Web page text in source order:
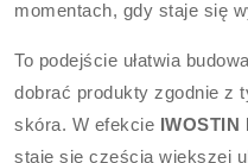
momentach, gdy staje się
To podejście ułatwia
dobrać produkty zgodnie z
skóra. W efekcie
staje się częścią większej